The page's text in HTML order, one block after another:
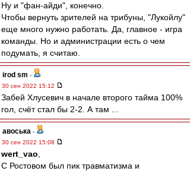
Ну и "фан-айди", конечно.
Чтобы вернуть зрителей на трибуны, "Лукойлу"
еще много нужно работать. Да, главное - игра
команды. Но и администрации есть о чем
подумать, я считаю.
irod sm -
30 сен 2022 15:12
Забей Хлусевич в начале второго тайма 100%
гол, счёт стал бы 2-2. А там ...
авоська -
30 сен 2022 15:08
wert_vao
С Ростовом был пик травматизма и